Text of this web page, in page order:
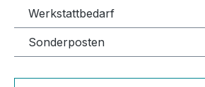
Werkstattbedarf
Sonderposten